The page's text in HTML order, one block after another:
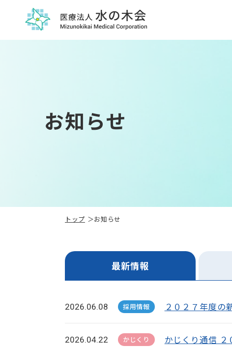
お知らせ
トップ お知らせ
最新情報
2026.06.08 採用情報 ２０２７年度の
2026.04.22 かじくり かじくり通信